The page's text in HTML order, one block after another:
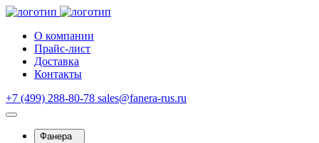
О компании
Прайс-лист
Доставка
Контакты
+7 (499) 288-80-78 sales@fanera-rus.ru
Фанера